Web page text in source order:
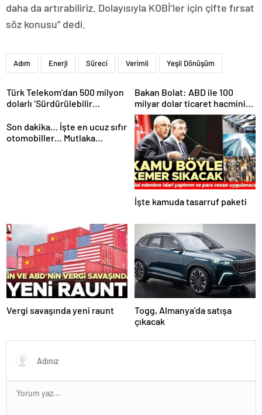
daha da artırabiliriz. Dolayısıyla KOBİ’ler için çifte fırsat
söz konusu” dedi.
Adım Enerji Süreci Verimli Yeşil Dönüşüm
Türk Telekom’dan 500 milyon
dolarlı ‘Sürdürülebilir
Bakan Bolat: ABD ile 100
milyar dolar ticaret hacmini
gerçekleştirebiliriz
Son dakika… İşte en ucuz sıfır
otomobiller… Mutlaka
İşte kamuda tasarruf paketi
Vergi savaşında yeni raunt
Togg, Almanya’da satışa
çıkacak